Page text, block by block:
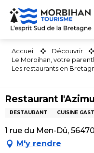
Aller
contenu
Accueil
Découvrir
Le Morbihan, votre
Les restaurants en
Restaurant
RESTAURANT CUISINE
1 rue du Men-Dû,
M'y rendre